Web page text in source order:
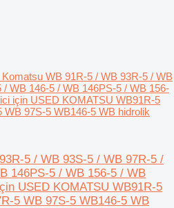
Komatsu WB 91R-5 / WB 93R-5 / WB
WB 146-5 / WB 146PS-5 / WB 156-
için USED KOMATSU WB91R-5
97S-5 WB146-5 WB hidrolik
5 / WB 93S-5 / WB 97R-5 /
146PS-5 / WB 156-5 / WB
USED KOMATSU WB91R-5
5 WB 97S-5 WB146-5 WB